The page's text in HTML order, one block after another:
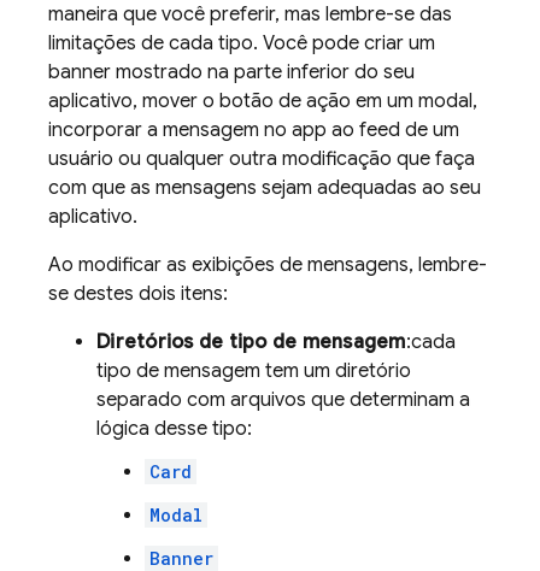
maneira que você preferir, mas lembre-se das
limitações de cada tipo. Você pode criar um
banner mostrado na parte inferior do seu
aplicativo, mover o botão de ação em um modal,
incorporar a mensagem no app ao feed de um
usuário ou qualquer outra modificação que faça
com que as mensagens sejam adequadas ao seu
aplicativo.
Ao modificar as exibições de mensagens, lembre-
se destes dois itens:
Diretórios de tipo de mensagem:cada
tipo de mensagem tem um diretório
separado com arquivos que determinam a
lógica desse tipo:
Card
Modal
Banner